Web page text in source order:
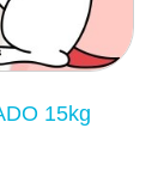
15kg